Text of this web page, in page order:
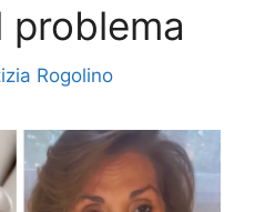
problema
Rogolino